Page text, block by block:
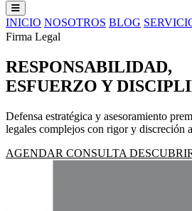
INICIO NOSOTROS BLOG
Firma Legal
RESPONSABILIDAD,
ESFUERZO Y
Defensa estratégica y asesoramiento
legales complejos con rigor y discreción
AGENDAR CONSULTA